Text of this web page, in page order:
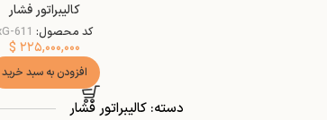
کالیبراتور فشار
کد محصول: 611-xG
$ ۲۲۵,۰۰۰,۰۰۰
افزودن به سبد خرید
دسته: کالیبراتور فشار